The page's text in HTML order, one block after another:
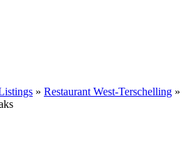
» Restaurant West-Terschelling »